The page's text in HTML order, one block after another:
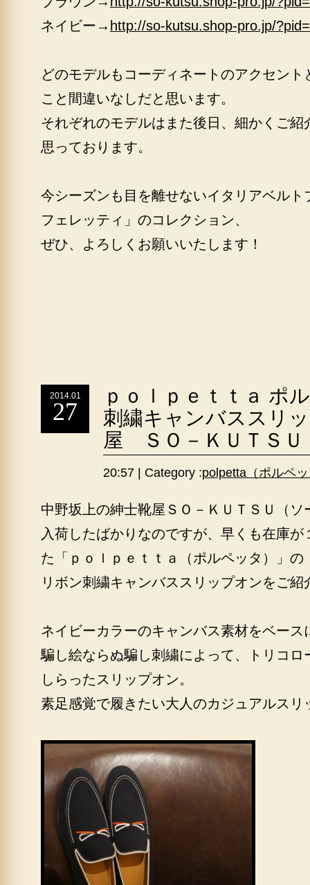
ネイビー→ http://so-kutsu.shop-pro.jp/
どのモデルもコーディネートのアクセン
こと間違いなしだと思います。
それぞれのモデルはまた後日、細かくご
思っております。
今シーズンも目を離せないイタリアベルト
フェレッティ」のコレクション、
ぜひ、よろしくお願いいたします！
2014.01
27
ｐｏｌｐｅｔｔａ
刺繍キャンバススリ
屋 ＳＯ－ＫＵＴＳＵ
20:57 | Category :polpetta（ポルペ
中野坂上の紳士靴屋ＳＯ－ＫＵＴＳＵ（ソ
入荷したばかりなのですが、早くも在庫
た「ｐｏｌｐｅｔｔａ（ポルペッタ）」の
リボン刺繍キャンバススリップオンをご
ネイビーカラーのキャンバス素材をベース
騙し絵ならぬ騙し刺繍によって、トリコロ
しらったスリップオン。
素足感覚で履きたい大人のカジュアルスリ